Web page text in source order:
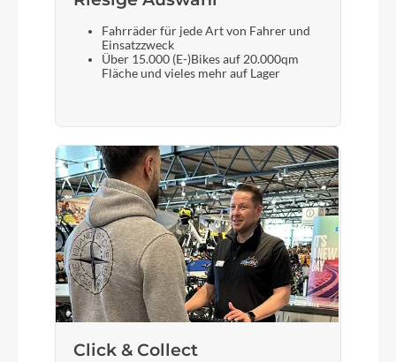
Vorderrad Nabe
Shimano HB-TX505
Scheinwerfer
AXA Compactline 20LUX
Akku
BOSCH PowerTube 500Wh
Laufradgröße
28"
Fahrräder für jede Art von Fahrer und
Einsatzzweck
Über 15.000 (E-)Bikes auf 20.000qm
Fläche und vieles mehr auf Lager
Click & Collect